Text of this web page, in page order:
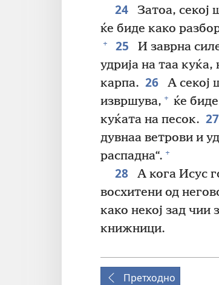
24
Затоа, секој
ќе биде како
+ 25
И заврна
удрија на таа
карпа. 26
А секој
извршува, + ќе
куќата на песок. 27
дувнаа ветрови и
распадна“. +
28
А кога Исус
восхитени од
како некој зад чии
книжници.
Претходно